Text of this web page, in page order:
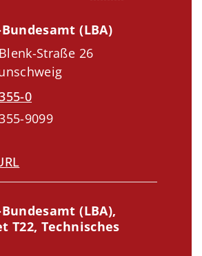
(LBA)
Straße 26
0
9099
(LBA),
T22, Technisches